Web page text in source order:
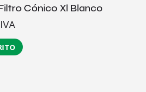
Cónico Xl Blanco